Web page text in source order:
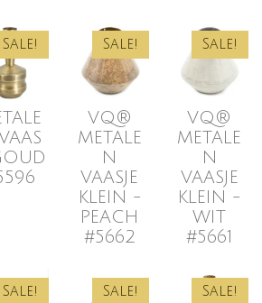
Sale! Sale!
VQ®
METALE
N
VAASJE
KLEIN -
PEACH
#5662
Sale!
VQ®
METALE
N
VAASJE
KLEIN -
WIT
#5661
Sale! Sale! Sale!